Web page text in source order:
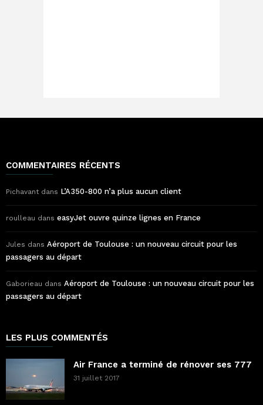
COMMENTAIRES RÉCENTS
Pichavant dans L’A350-800 n’a plus aucun client
roulleau dans easyJet ouvre quinze lignes en France
Jules dans Aéroport de Toulouse : un nouveau circuit pour les
passagers au départ
Gaborieau dans Aéroport de Toulouse : un nouveau circuit pour les
passagers au départ
LES PLUS COMMENTÉS
Air France a terminé de rénover ses 777
31 juillet 2017